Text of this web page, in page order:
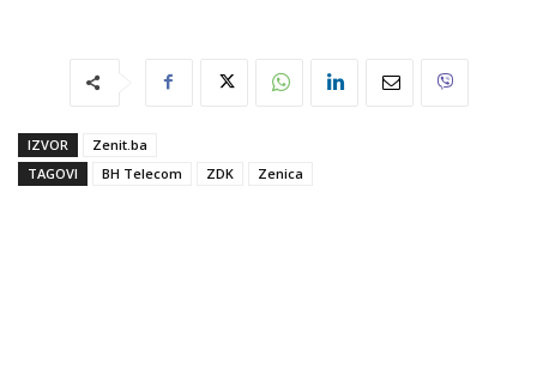
IZVOR
Zenit.ba
TAGOVI
BH Telecom ZDK Zenica